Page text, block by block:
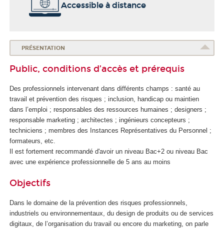
o
d
e
l
S
a
n
t
é
Accessible à distance
PRÉSENTATION
Public, conditions d’accès et prérequis
Des professionnels intervenant dans différents champs : santé au
travail et prévention des risques ; inclusion, handicap ou maintien
dans l’emploi ; responsables des ressources humaines ; designers ;
responsable marketing ; architectes ; ingénieurs concepteurs ;
techniciens ; membres des Instances Représentatives du Personnel ;
formateurs, etc.
Il est fortement recommandé d'avoir un niveau Bac+2 ou niveau Bac
avec une expérience professionnelle de 5 ans au moins
Objectifs
Dans le domaine de la prévention des risques professionnels,
industriels ou environnementaux, du design de produits ou de services
digitaux, de l’organisation du travail ou encore du marketing, on parle